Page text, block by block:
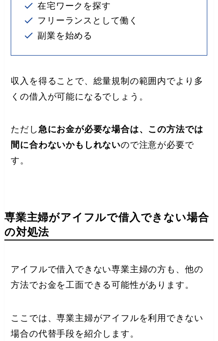
在宅ワークを探す
フリーランスとして働く
副業を始める
収入を得ることで、総量規制の範囲内でより多
くの借入が可能になるでしょう。
ただし 急にお金が必要な場合は、この方法では
間に合わないかもしれないので注意が必要で
す。
専業主婦がアイフルで借入できない場合
の対処法
アイフルで借入できない専業主婦の方も、他の
方法でお金を工面できる可能性があります。
ここでは、専業主婦がアイフルを利用できない
場合の代替手段を紹介します。